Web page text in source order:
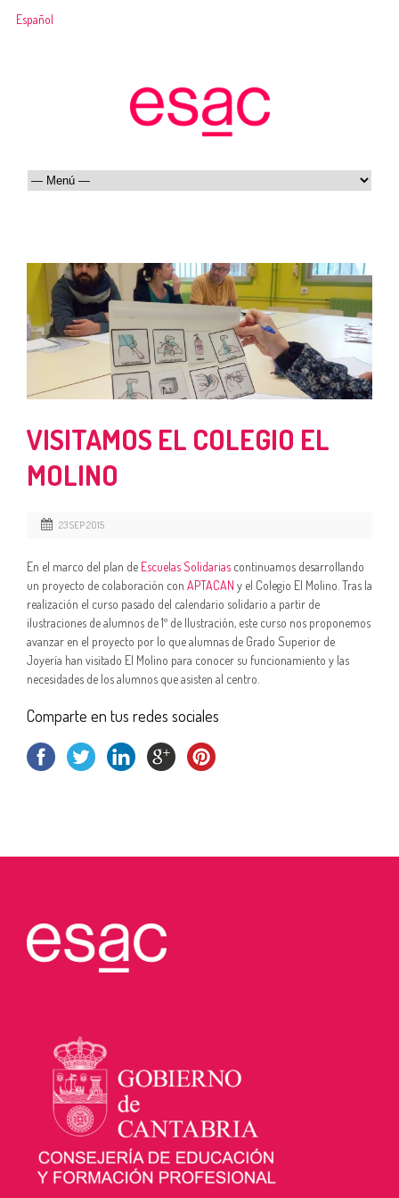
Español
VISITAMOS EL COLEGIO EL
MOLINO
23 SEP 2015
En el marco del plan de Escuelas Solidarias continuamos desarrollando
un proyecto de colaboración con APTACAN y el Colegio El Molino. Tras la
realización el curso pasado del calendario solidario a partir de
ilustraciones de alumnos de 1º de Ilustración, este curso nos proponemos
avanzar en el proyecto por lo que alumnas de Grado Superior de
Joyería han visitado El Molino para conocer su funcionamiento y las
necesidades de los alumnos que asisten al centro.
Comparte en tus redes sociales